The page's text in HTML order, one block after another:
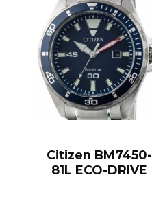
Citizen BM7450-
81L ECO-DRIVE